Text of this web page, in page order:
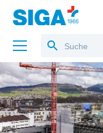
Über uns
Referenzen